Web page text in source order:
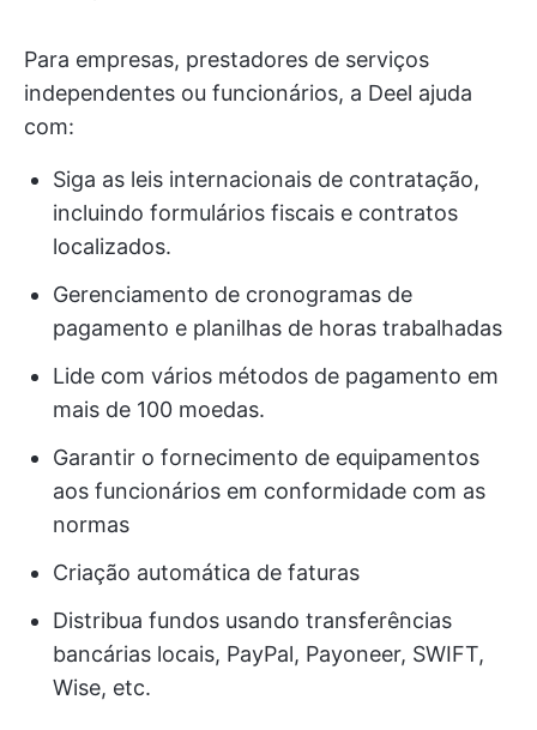
Para empresas, prestadores de serviços
independentes ou funcionários, a Deel ajuda
com:
Siga as leis internacionais de contratação,
incluindo formulários fiscais e contratos
localizados.
Gerenciamento de cronogramas de
pagamento e planilhas de horas trabalhadas
Lide com vários métodos de pagamento em
mais de 100 moedas.
Garantir o fornecimento de equipamentos
aos funcionários em conformidade com as
normas
Criação automática de faturas
Distribua fundos usando transferências
bancárias locais, PayPal, Payoneer, SWIFT,
Wise, etc.